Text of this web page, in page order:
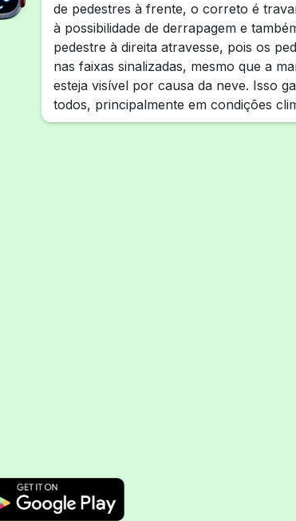
de pedestres à frente, o correto é
à possibilidade de derrapagem e
pedestre à direita atravesse, pois os
nas faixas sinalizadas, mesmo que a
esteja visível por causa da neve. Isso
todos, principalmente em condições